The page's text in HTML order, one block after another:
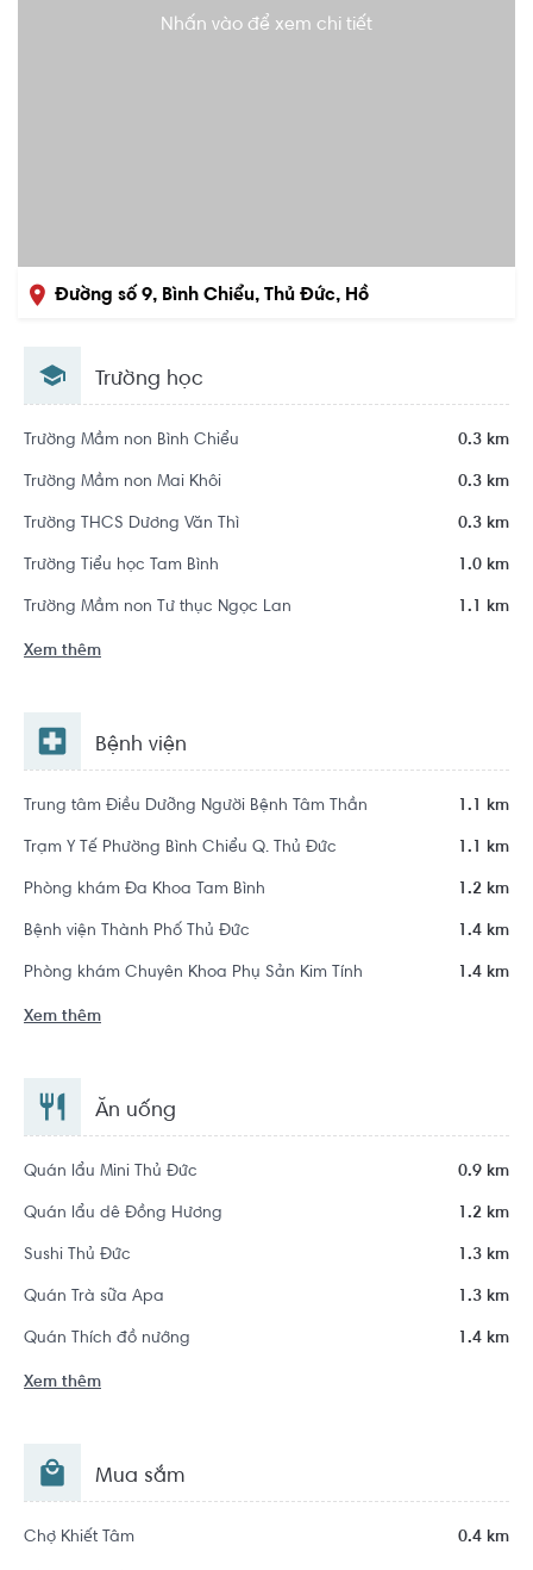
Nhấn vào để xem chi tiết
Đường số 9, Bình Chiểu, Thủ Đức, Hồ
Trường học
Trường Mầm non Bình Chiểu 0.3 km
Trường Mầm non Mai Khôi 0.3 km
Trường THCS Dương Văn Thì 0.3 km
Trường Tiểu học Tam Bình 1.0 km
Trường Mầm non Tư thục Ngọc Lan 1.1 km
Xem thêm
Bệnh viện
Trung tâm Điều Dưỡng Người Bệnh Tâm Thần 1.1 km
Trạm Y Tế Phường Bình Chiểu Q. Thủ Đức 1.1 km
Phòng khám Đa Khoa Tam Bình 1.2 km
Bệnh viện Thành Phố Thủ Đức 1.4 km
Phòng khám Chuyên Khoa Phụ Sản Kim Tính 1.4 km
Xem thêm
Ăn uống
Quán lẩu Mini Thủ Đức 0.9 km
Quán lẩu dê Đồng Hương 1.2 km
Sushi Thủ Đức 1.3 km
Quán Trà sữa Apa 1.3 km
Quán Thích đồ nướng 1.4 km
Xem thêm
Mua sắm
Chợ Khiết Tâm 0.4 km